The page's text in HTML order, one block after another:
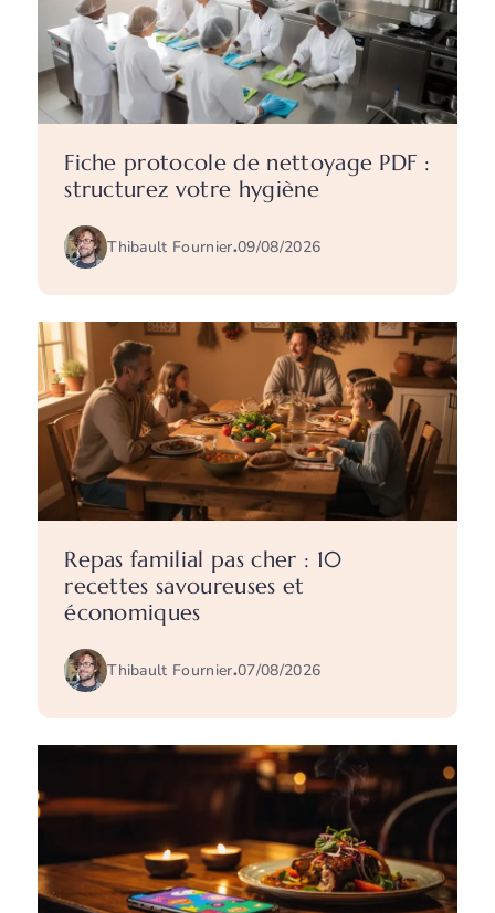
Fiche protocole de nettoyage PDF :
structurez votre hygiène
Thibault Fournier.09/08/2026
Repas familial pas cher : 10
recettes savoureuses et
économiques
Thibault Fournier.07/08/2026